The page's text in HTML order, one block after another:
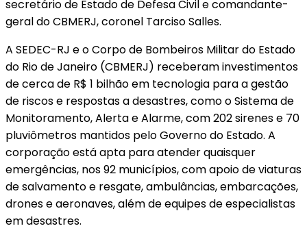
secretário de Estado de Defesa Civil e comandante-
geral do CBMERJ, coronel Tarciso Salles.
A SEDEC-RJ e o Corpo de Bombeiros Militar do Estado
do Rio de Janeiro (CBMERJ) receberam investimentos
de cerca de R$ 1 bilhão em tecnologia para a gestão
de riscos e respostas a desastres, como o Sistema de
Monitoramento, Alerta e Alarme, com 202 sirenes e 70
pluviômetros mantidos pelo Governo do Estado. A
corporação está apta para atender quaisquer
emergências, nos 92 municípios, com apoio de viaturas
de salvamento e resgate, ambulâncias, embarcações,
drones e aeronaves, além de equipes de especialistas
em desastres.